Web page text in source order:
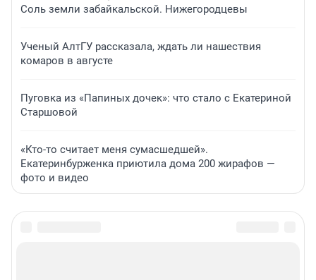
Соль земли забайкальской. Нижегородцевы
Ученый АлтГУ рассказала, ждать ли нашествия
комаров в августе
Пуговка из «Папиных дочек»: что стало с Екатериной
Старшовой
«Кто-то считает меня сумасшедшей».
Екатеринбурженка приютила дома 200 жирафов —
фото и видео